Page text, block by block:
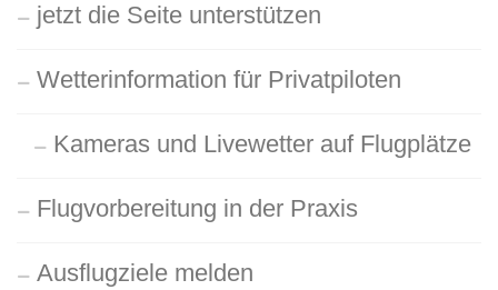
jetzt die Seite unterstützen
Wetterinformation für Privatpiloten
Kameras und Livewetter auf Flugplätze
Flugvorbereitung in der Praxis
Ausflugziele melden